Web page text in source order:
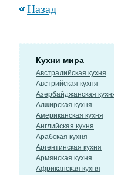
Назад
Кухни мира
Австралийская кухня
Австрийская кухня
Азербайджанская
Алжирская кухня
Американская кухня
Английская кухня
Арабская кухня
Аргентинская кухня
Армянская кухня
Африканская кухня